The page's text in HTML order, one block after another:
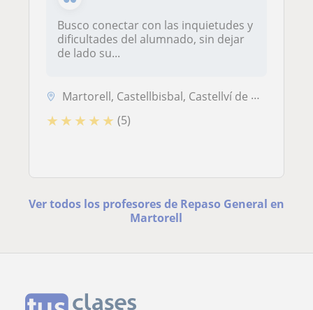
Busco conectar con las inquietudes y
dificultades del alumnado, sin dejar
de lado su...
Martorell, Castellbisbal, Castellví de Rosanes, Sant Andreu de la Barc...
★ ★ ★ ★ ★ (5)
Ver todos los profesores de Repaso General en
Martorell